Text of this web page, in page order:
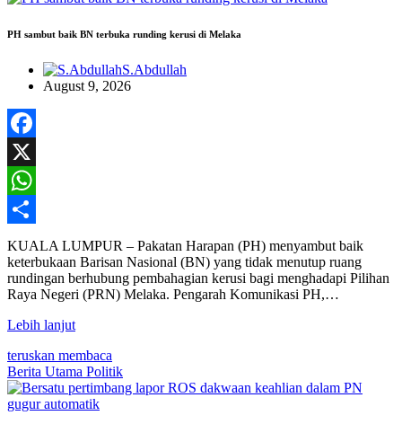
PH sambut baik BN terbuka runding kerusi di Melaka
S.Abdullah
August 9, 2026
Facebook
X
WhatsApp
Share
KUALA LUMPUR – Pakatan Harapan (PH) menyambut baik
keterbukaan Barisan Nasional (BN) yang tidak menutup ruang
rundingan berhubung pembahagian kerusi bagi menghadapi Pilihan
Raya Negeri (PRN) Melaka. Pengarah Komunikasi PH,…
Lebih lanjut
teruskan membaca
Berita Utama Politik